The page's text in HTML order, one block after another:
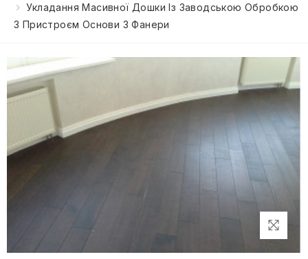
Укладання Масивної Дошки Із Заводською Обробкою
З Пристроєм Основи З Фанери